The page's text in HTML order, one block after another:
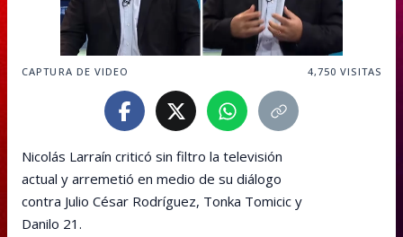
CAPTURA DE VIDEO 4,750 VISITAS
Nicolás Larraín criticó sin filtro la televisión
actual y arremetió en medio de su diálogo
contra Julio César Rodríguez, Tonka Tomicic y
Danilo 21.